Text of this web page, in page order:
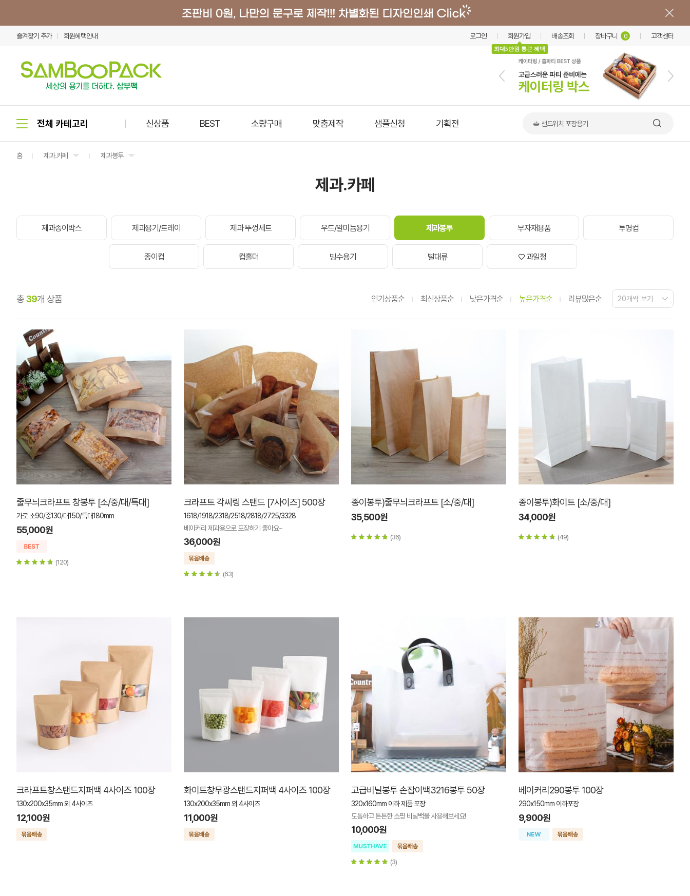
즐겨찾기 추가 회원혜택안내 로그인 회원가입
최대5만원 통큰 혜택
배송조회 장바구니 0 고객센터
신상품 BEST 소량구매 맞춤제작 샘플신청 기획전 🥪 샌드위치 포장용기
홈 제과.카페 제과봉투
제과.카페
제과종이박스 제과용기/트레이 제과 뚜껑세트 우드/알미늄용기 제과봉투 부자재용품 투명컵
종이컵 컵홀더 빙수용기 빨대류 ♡ 과일청
총39개 상품 인기상품순 최신상품순 낮은가격순 높은가격순 리뷰많은순
줄무늬크라프트 창봉투 [소/중/대/특대]
가로 소90/중130/대150/특대180mm
55,000원
(120)
크라프트 각씨링 스탠드 [7사이즈] 500장
1618/1918/2318/2518/2818/2725/3328
베이커리 제과용으로 포장하기 좋아요~
36,000원
(63)
종이봉투)줄무늬크라프트 [소/중/대]
35,500원
(36)
종이봉투)화이트 [소/중/대]
34,000원
(49)
크라프트창스탠드지퍼백 4사이즈 100장
130x200x35mm 외 4사이즈
12,100원
화이트창무광스탠드지퍼백 4사이즈 100장
130x200x35mm 외 4사이즈
11,000원
고급비닐봉투 손잡이백3216봉투 50장
320x160mm 이하 제품 포장
도톰하고 튼튼한 쇼핑 비닐백을 사용해보세요!
10,000원
(3)
베이커리290봉투 100장
290x150mm 이하포장
9,900원